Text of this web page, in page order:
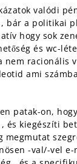
valódi
bár a politikai
hogy sok
és wc-
racionális
ami
patak-on,
kiegészíti
megmutat
-val/-vel